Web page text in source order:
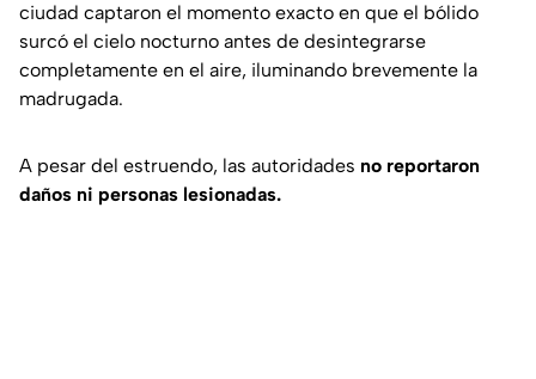
ciudad captaron el momento exacto en que el bólido
surcó el cielo nocturno antes de desintegrarse
completamente en el aire, iluminando brevemente la
madrugada.
A pesar del estruendo, las autoridades no reportaron
daños ni personas lesionadas.